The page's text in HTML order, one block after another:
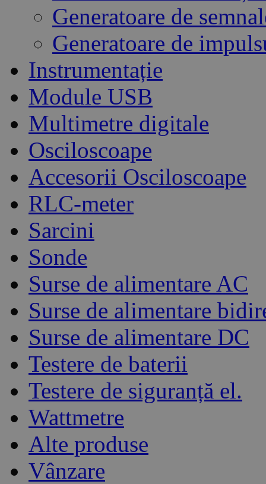
Generatoare de
Generatoare de
Instrumentație
Module USB
Multimetre digitale
Osciloscoape
Accesorii Osciloscoape
RLC-meter
Sarcini
Sonde
Surse de alimentare AC
Surse de alimentare
Surse de alimentare DC
Testere de baterii
Testere de siguranță el.
Wattmetre
Alte produse
Vânzare